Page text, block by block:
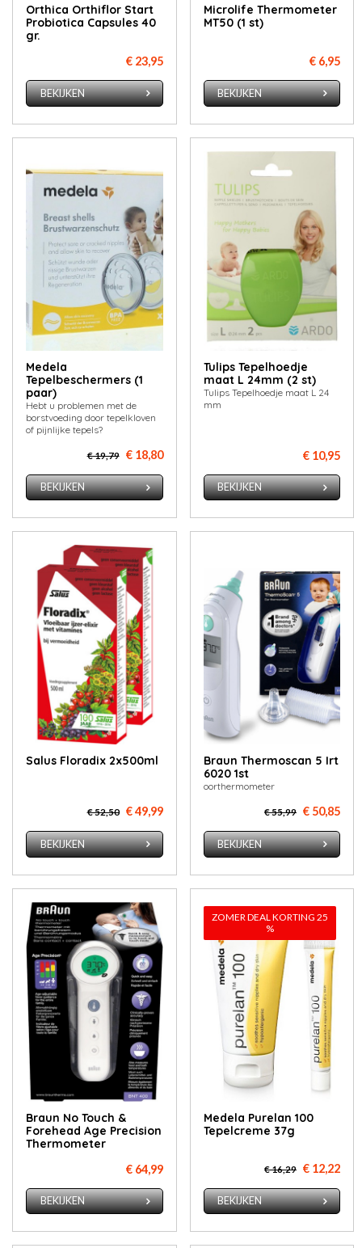
Orthica Orthiflor Start
Probiotica Capsules 40
gr.
€ 23,95
BEKIJKEN
Microlife Thermometer
MT50 (1 st)
€ 6,95
BEKIJKEN
Medela
Tepelbeschermers (1
paar)
Hebt u problemen met de
borstvoeding door tepelkloven
of pijnlijke tepels?
€ 19,79 € 18,80
BEKIJKEN
Tulips Tepelhoedje
maat L 24mm (2 st)
Tulips Tepelhoedje maat L 24
mm
€ 10,95
BEKIJKEN
Salus Floradix 2x500ml
€ 52,50 € 49,99
BEKIJKEN
Braun Thermoscan 5 Irt
6020 1st
oorthermometer
€ 55,99 € 50,85
BEKIJKEN
Braun No Touch &
Forehead Age Precision
Thermometer
€ 64,99
BEKIJKEN
ZOMER DEAL KORTING 25
%
Medela Purelan 100
Tepelcreme 37g
€ 16,29 € 12,22
BEKIJKEN